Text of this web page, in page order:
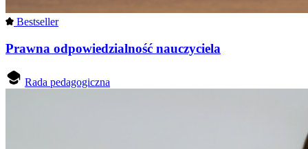
Bestseller
Prawna odpowiedzialność nauczyciela
Rada pedagogiczna